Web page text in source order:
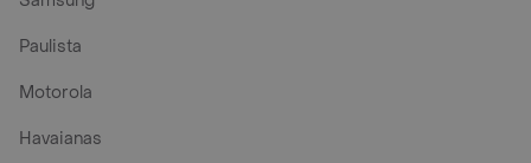
Paulista
Motorola
Havaianas